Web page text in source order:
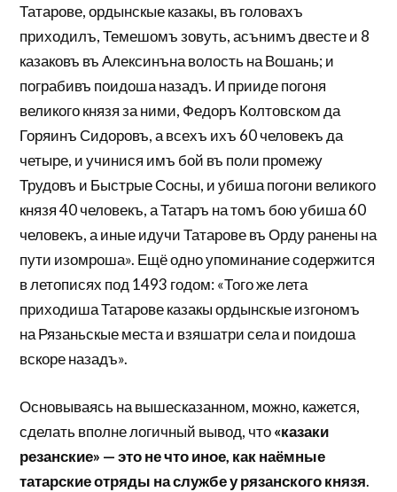
Татарове, ордынскые казакы, въ головахъ
приходилъ, Темешомъ зовуть, асънимъ двесте и 8
казаковъ въ Алексинъна волость на Вошань; и
пограбивъ поидоша назадъ. И прииде погоня
великого князя за ними, Федоръ Колтовском да
Горяинъ Сидоровъ, а всехъ ихъ 60 человекъ да
четыре, и учинися имъ бой въ поли промежу
Трудовъ и Быстрые Сосны, и убиша погони великого
князя 40 человекъ, а Татаръ на томъ бою убиша 60
человекъ, а иные идучи Татарове въ Орду ранены на
пути изомроша». Ещё одно упоминание содержится
в летописях под 1493 годом: «Того же лета
приходиша Татарове казакы ордынскые изгономъ
на Рязаньскые места и взяшатри села и поидоша
вскоре назадъ».
Основываясь на вышесказанном, можно, кажется,
сделать вполне логичный вывод, что«казаки
резанские» — это не что иное, как наёмные
татарские отряды на службе у рязанского князя.